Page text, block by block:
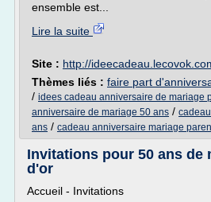
ensemble est...
Lire la suite
Site : http://
Thèmes liés : faire part
/ idees cadeau anniversaire de mariage
anniversaire de mariage 50 ans /
ans / cadeau anniversaire mariage
Invitations pour 50 ans de
d'or
Accueil - Invitations